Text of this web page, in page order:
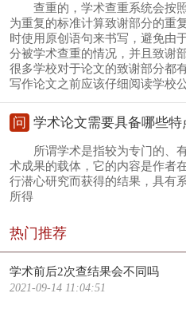
查重的，学术查重系统会按
为重复的标准计算致谢部分的重
时使用原创语句来书写，避免由
分被学术查重的情况，并且致谢
很多学校对于论文的致谢部分都
写作论文之前应该仔细阅读学校
问 学术论文需要具备哪些特
所谓学术是指较为专门的、
术成果的载体，它的内容是作者
行潜心研究而获得的结果，具有
所得
热门推荐
学术前后2次查结果会不同吗
2021-09-14 11:04:51